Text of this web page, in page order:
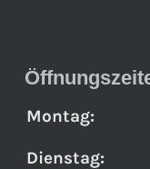
Montag:
Dienstag: